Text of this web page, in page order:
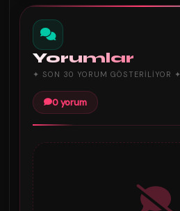
Yorumlar
✦ SON 30 YORUM GÖSTERILIYOR ✦
0 yorum